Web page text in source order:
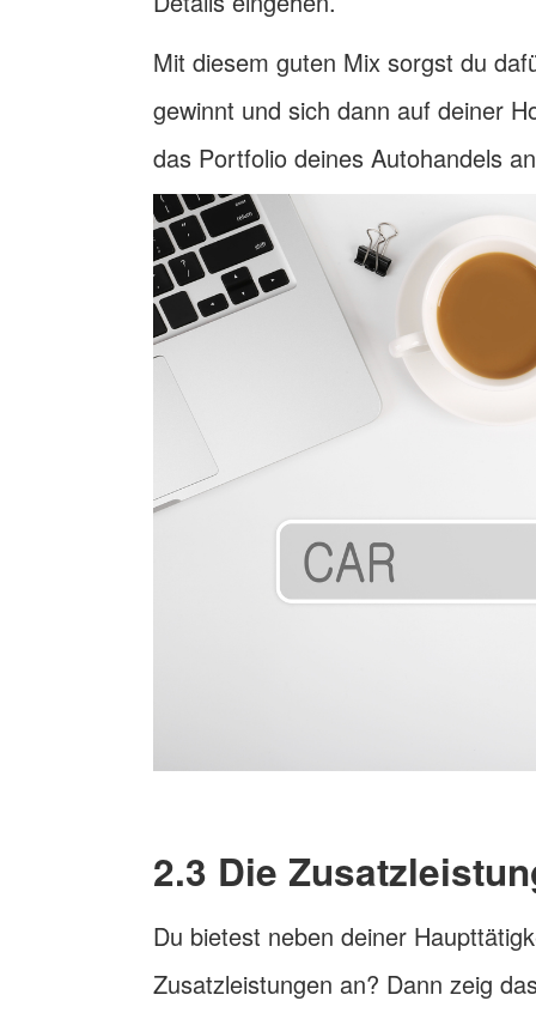
Mit diesem guten Mix sorgst du
gewinnt und sich dann auf deiner
das Portfolio deines Autohandels
2.3 Die
Du bietest neben deiner
Zusatzleistungen an? Dann zeig